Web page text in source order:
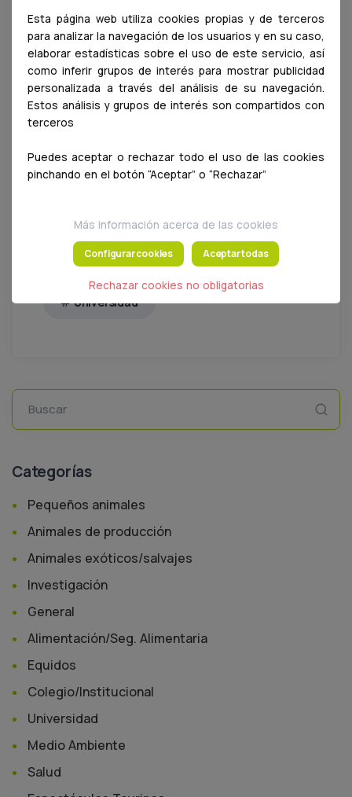
parte de la solución, son capaces de
cambiar el mundo”.
El acto incorporó además un gesto de
especial valor simbólico con la plantación de
unmadroño, un árbol estrechamente
vinculado a Madrid y elegido como símbolo
“Este árbol con sus semillas simboliza las
semillas que dejó en todos nosotros Jane
Joaquón Goyache.
Universidad
Buscar
Categorías
Pequeños animales
Animales de producción
Animales exóticos/salvajes
Investigación
General
Alimentación/Seg. Alimentaria
Equidos
Colegio/Institucional
Universidad
Medio Ambiente
Salud
Esta página web utiliza cookies propias y de terceros
para analizar la navegación de los usuarios y en su caso,
elaborar estadísticas sobre el uso de este servicio, así
como inferir grupos de interés para mostrar publicidad
personalizada a través del análisis de su navegación.
Estos análisis y grupos de interés son compartidos con
terceros
Puedes aceptar o rechazar todo el uso de las cookies
pinchando en el botón “Aceptar” o “Rechazar”
Más información acerca de las cookies
Configurar cookies Aceptar todas
Rechazar cookies no obligatorias